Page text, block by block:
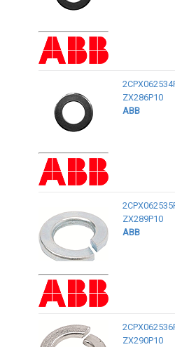
ZX286P10
ABB
ZX289P10
ABB
ZX290P10